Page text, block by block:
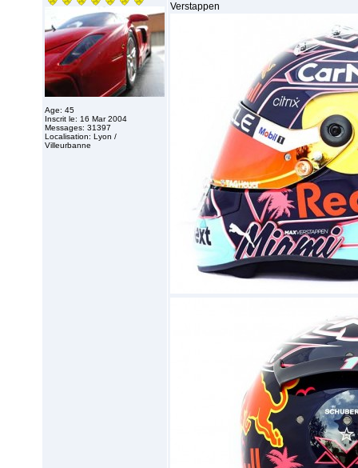
Age: 45
Inscrit le: 16 Mar 2004
Messages: 31397
Localisation: Lyon /
Villeurbanne
Verstappen